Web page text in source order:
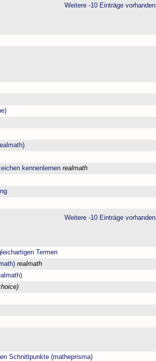
Weitere -10 Einträge vorhanden
kennenlernen realmath
Weitere -10 Einträge vorhanden
Termen
realmath
Schnittpunkte (matheprisma)